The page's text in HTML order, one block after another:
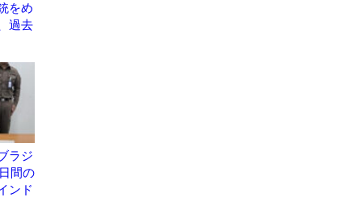
をめ
過去
ラジ
間の
ンド